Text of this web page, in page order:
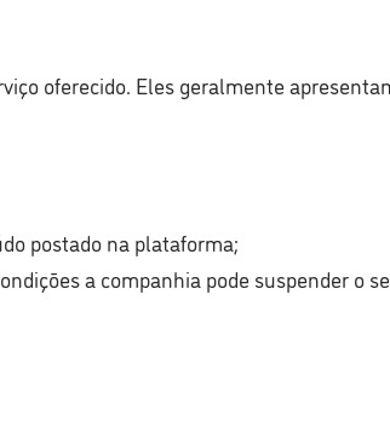
oferecido. Eles geralmente
postado na plataforma;
a companhia pode suspender o